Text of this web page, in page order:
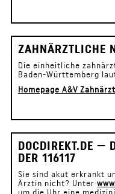
ZAHNÄRZTLICHE
Die einheitliche
Baden-Württemberg
Homepage A&V
DOCDIREKT.DE —
DER 116117
Sie sind akut erkrankt
Ärztin nicht? Unter
um die Uhr eine